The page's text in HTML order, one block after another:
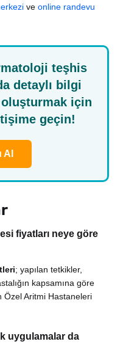
veonline randevu
teşhis
detaylı bilgi
için
geçin!
Al
fiyatları neye göre
; yapılan tetkikler,
kapsamına göre
Özel Aritmi Hastaneleri
uygulamalar da